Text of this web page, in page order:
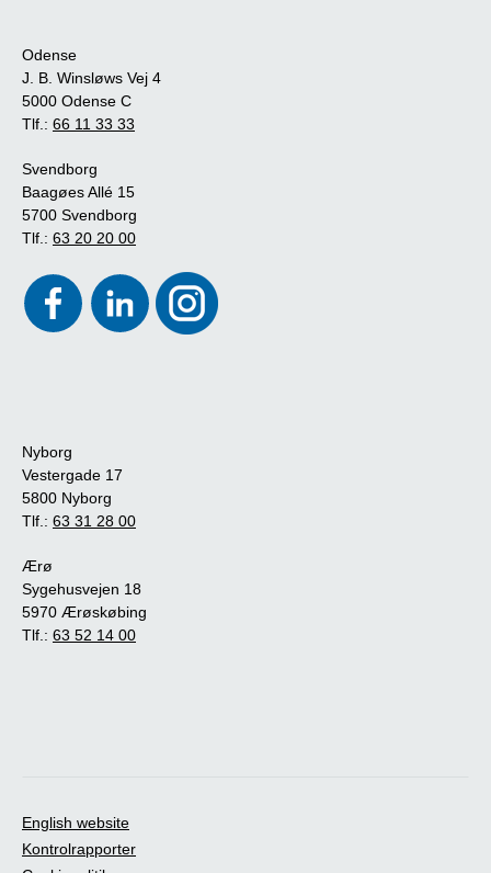
Odense
J. B. Winsløws Vej 4
5000 Odense C
Tlf.: 66 11 33 33
Svendborg
Baagøes Allé 15
5700 Svendborg
Tlf.: 63 20 20 00
Nyborg
Vestergade 17
5800 Nyborg
Tlf.: 63 31 28 00
Ærø
Sygehusvejen 18
5970 Ærøskøbing
Tlf.: 63 52 14 00
English website
Kontrolrapporter